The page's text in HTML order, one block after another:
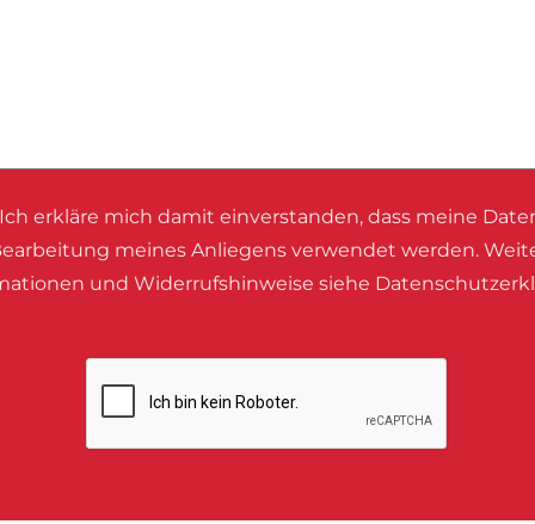
Ich erkläre mich damit einverstanden, dass meine
meines Anliegens verwendet werden.
und Widerrufshinweise siehe